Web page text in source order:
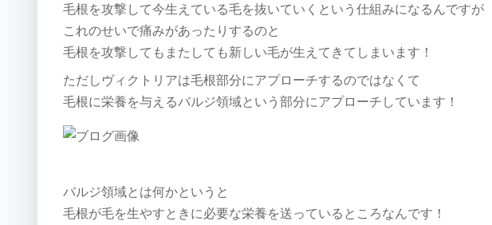
毛根を攻撃して今生えている毛を抜いていくという仕組みになるんですが
これのせいで痛みがあったりするのと
毛根を攻撃してもまたしても新しい毛が生えてきてしまいます！
ただしヴィクトリアは毛根部分にアプローチするのではなくて
毛根に栄養を与えるバルジ領域という部分にアプローチしています！
バルジ領域とは何かというと
毛根が毛を生やすときに必要な栄養を送っているところなんです！